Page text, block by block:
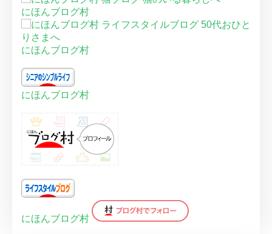
にほんブログ村
にほんブログ村
にほんブログ村
にほんブログ村